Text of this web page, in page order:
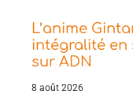
L’anime
intégralité en
sur ADN
8 août 2026